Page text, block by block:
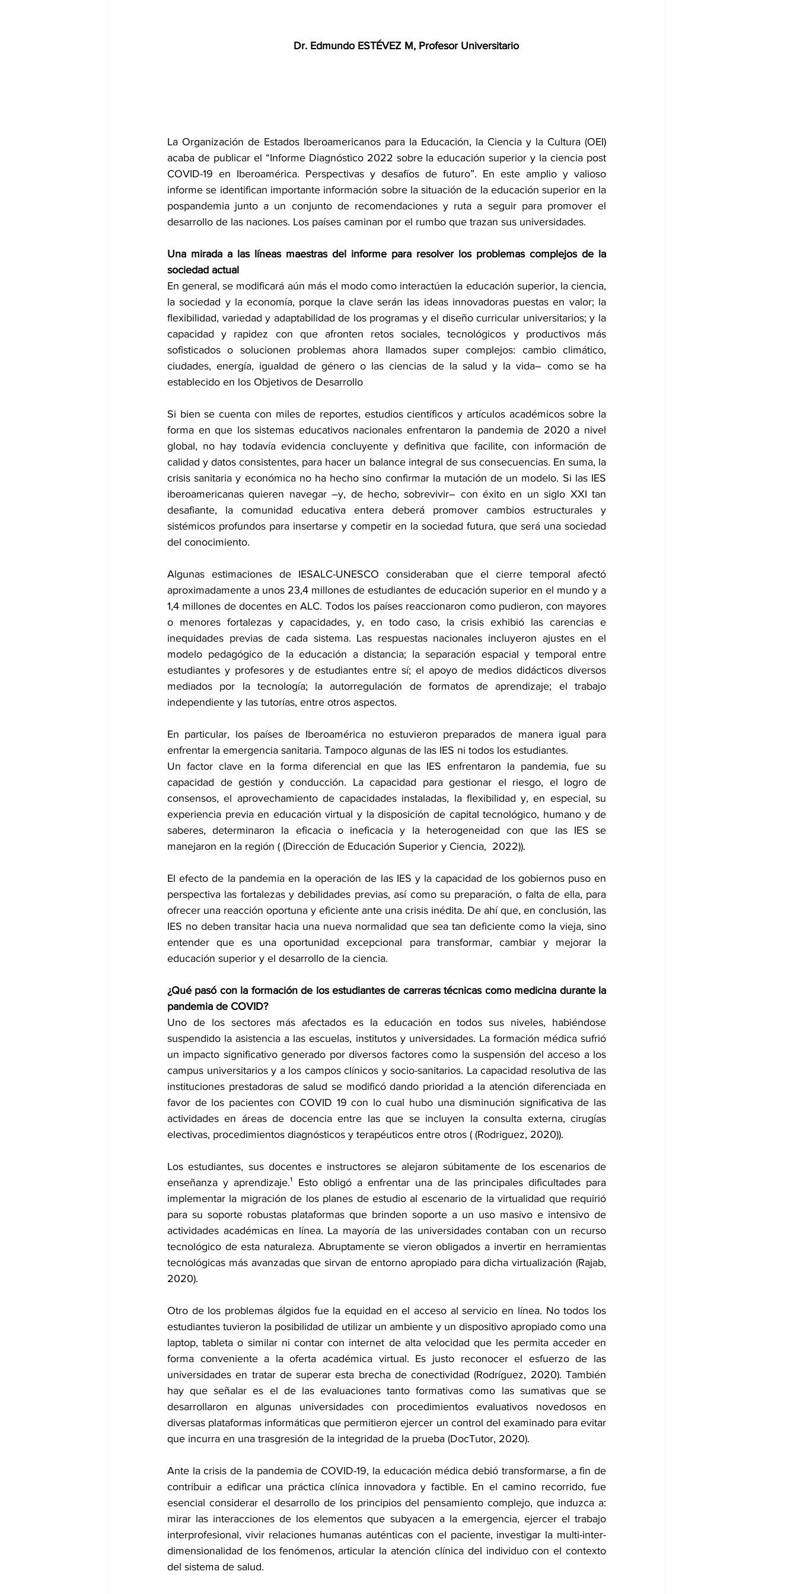
Dr. Edmundo ESTÉVEZ M, Profesor Universitario
La Organización de Estados Iberoamericanos para la Educación, la Ciencia y la Cultura (OEI)
acaba de publicar el “Informe Diagnóstico 2022 sobre la educación superior y la ciencia post
COVID-19 en Iberoamérica. Perspectivas y desafíos de futuro”. En este amplio y valioso
informe se identifican importante información sobre la situación de la educación superior en la
pospandemia junto a un conjunto de recomendaciones y ruta a seguir para promover el
desarrollo de las naciones. Los países caminan por el rumbo que trazan sus universidades.
Una mirada a las líneas maestras del informe para resolver los problemas complejos de la
sociedad actual
En general, se modificará aún más el modo como interactúen la educación superior, la ciencia,
la sociedad y la economía, porque la clave serán las ideas innovadoras puestas en valor; la
flexibilidad, variedad y adaptabilidad de los programas y el diseño curricular universitarios; y la
capacidad y rapidez con que afronten retos sociales, tecnológicos y productivos más
sofisticados o solucionen problemas ahora llamados super complejos: cambio climático,
ciudades, energía, igualdad de género o las ciencias de la salud y la vida– como se ha
establecido en los Objetivos de Desarrollo
Si bien se cuenta con miles de reportes, estudios científicos y artículos académicos sobre la
forma en que los sistemas educativos nacionales enfrentaron la pandemia de 2020 a nivel
global, no hay todavía evidencia concluyente y definitiva que facilite, con información de
calidad y datos consistentes, para hacer un balance integral de sus consecuencias. En suma, la
crisis sanitaria y económica no ha hecho sino confirmar la mutación de un modelo. Si las IES
iberoamericanas quieren navegar –y, de hecho, sobrevivir– con éxito en un siglo XXI tan
desafiante, la comunidad educativa entera deberá promover cambios estructurales y
sistémicos profundos para insertarse y competir en la sociedad futura, que será una sociedad
del conocimiento.
Algunas estimaciones de IESALC-UNESCO consideraban que el cierre temporal afectó
aproximadamente a unos 23,4 millones de estudiantes de educación superior en el mundo y a
1,4 millones de docentes en ALC. Todos los países reaccionaron como pudieron, con mayores
o menores fortalezas y capacidades, y, en todo caso, la crisis exhibió las carencias e
inequidades previas de cada sistema. Las respuestas nacionales incluyeron ajustes en el
modelo pedagógico de la educación a distancia; la separación espacial y temporal entre
estudiantes y profesores y de estudiantes entre sí; el apoyo de medios didácticos diversos
mediados por la tecnología; la autorregulación de formatos de aprendizaje; el trabajo
independiente y las tutorías, entre otros aspectos.
En particular, los países de Iberoamérica no estuvieron preparados de manera igual para
enfrentar la emergencia sanitaria. Tampoco algunas de las IES ni todos los estudiantes.
Un factor clave en la forma diferencial en que las IES enfrentaron la pandemia, fue su
capacidad de gestión y conducción. La capacidad para gestionar el riesgo, el logro de
consensos, el aprovechamiento de capacidades instaladas, la flexibilidad y, en especial, su
experiencia previa en educación virtual y la disposición de capital tecnológico, humano y de
saberes, determinaron la eficacia o ineficacia y la heterogeneidad con que las IES se
manejaron en la región ( (Dirección de Educación Superior y Ciencia,  2022)).
El efecto de la pandemia en la operación de las IES y la capacidad de los gobiernos puso en
perspectiva las fortalezas y debilidades previas, así como su preparación, o falta de ella, para
ofrecer una reacción oportuna y eficiente ante una crisis inédita. De ahí que, en conclusión, las
IES no deben transitar hacia una nueva normalidad que sea tan deficiente como la vieja, sino
entender que es una oportunidad excepcional para transformar, cambiar y mejorar la
educación superior y el desarrollo de la ciencia.
¿Qué pasó con la formación de los estudiantes de carreras técnicas como medicina durante la
pandemia de COVID?
Uno de los sectores más afectados es la educación en todos sus niveles, habiéndose
suspendido la asistencia a las escuelas, institutos y universidades. La formación médica sufrió
un impacto significativo generado por diversos factores como la suspensión del acceso a los
campus universitarios y a los campos clínicos y socio-sanitarios. La capacidad resolutiva de las
instituciones prestadoras de salud se modificó dando prioridad a la atención diferenciada en
favor de los pacientes con COVID 19 con lo cual hubo una disminución significativa de las
actividades en áreas de docencia entre las que se incluyen la consulta externa, cirugías
electivas, procedimientos diagnósticos y terapéuticos entre otros ( (Rodriguez, 2020)).
Los estudiantes, sus docentes e instructores se alejaron súbitamente de los escenarios de
enseñanza y aprendizaje.¹ Esto obligó a enfrentar una de las principales dificultades para
implementar la migración de los planes de estudio al escenario de la virtualidad que requirió
para su soporte robustas plataformas que brinden soporte a un uso masivo e intensivo de
actividades académicas en línea. La mayoría de las universidades contaban con un recurso
tecnológico de esta naturaleza. Abruptamente se vieron obligados a invertir en herramientas
tecnológicas más avanzadas que sirvan de entorno apropiado para dicha virtualización (Rajab,
2020).
Otro de los problemas álgidos fue la equidad en el acceso al servicio en línea. No todos los
estudiantes tuvieron la posibilidad de utilizar un ambiente y un dispositivo apropiado como una
laptop, tableta o similar ni contar con internet de alta velocidad que les permita acceder en
forma conveniente a la oferta académica virtual. Es justo reconocer el esfuerzo de las
universidades en tratar de superar esta brecha de conectividad (Rodríguez, 2020). También
hay que señalar es el de las evaluaciones tanto formativas como las sumativas que se
desarrollaron en algunas universidades con procedimientos evaluativos novedosos en
diversas plataformas informáticas que permitieron ejercer un control del examinado para evitar
que incurra en una trasgresión de la integridad de la prueba (DocTutor, 2020).
Ante la crisis de la pandemia de COVID-19, la educación médica debió transformarse, a fin de
contribuir a edificar una práctica clínica innovadora y factible. En el camino recorrido, fue
esencial considerar el desarrollo de los principios del pensamiento complejo, que induzca a:
mirar las interacciones de los elementos que subyacen a la emergencia, ejercer el trabajo
interprofesional, vivir relaciones humanas auténticas con el paciente, investigar la multi-inter-
dimensionalidad de los fenómenos, articular la atención clínica del individuo con el contexto
del sistema de salud.